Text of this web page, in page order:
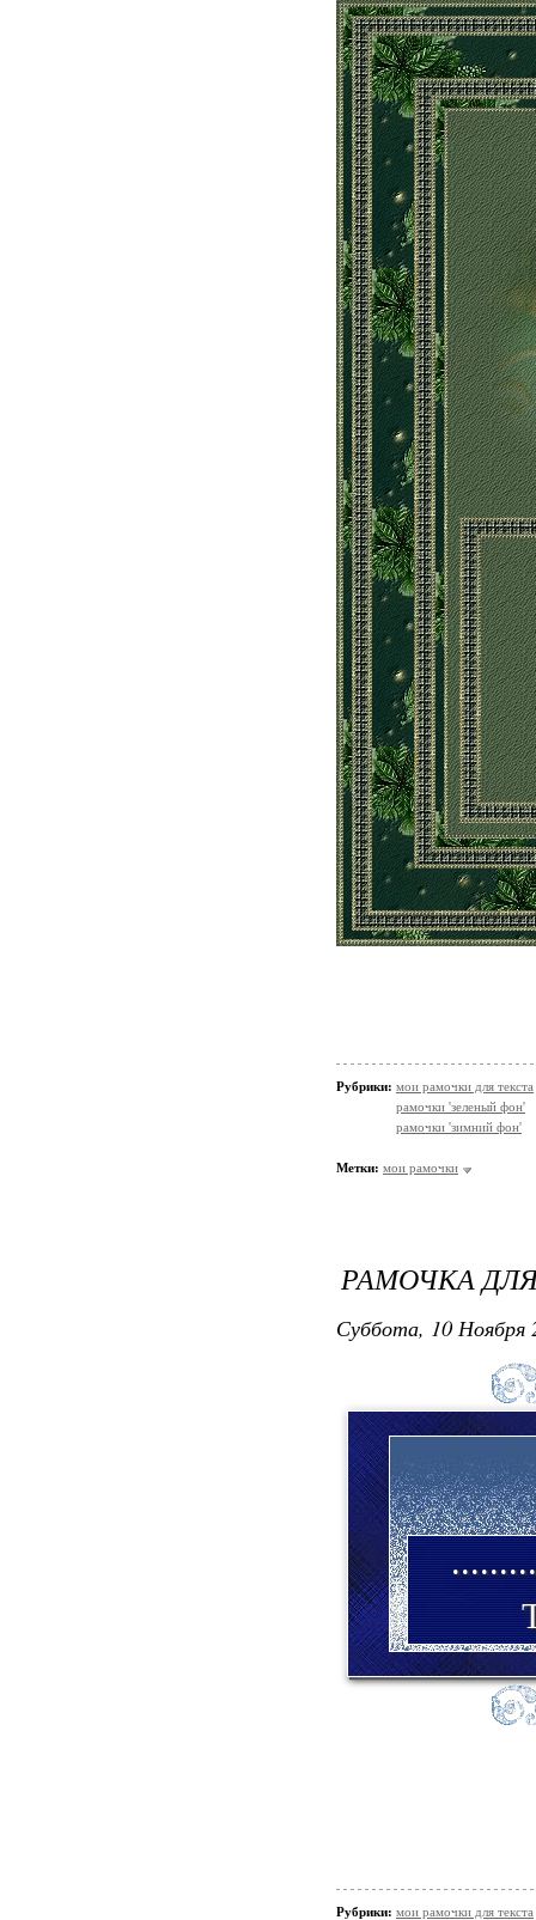
Рубрики: мои рамочки для текста
рамочки 'зеленый фон'
рамочки 'зимний фон'
Метки: мои рамочки
РАМОЧКА
Суббота, 10 Ноября
Рубрики: мои рамочки для текста